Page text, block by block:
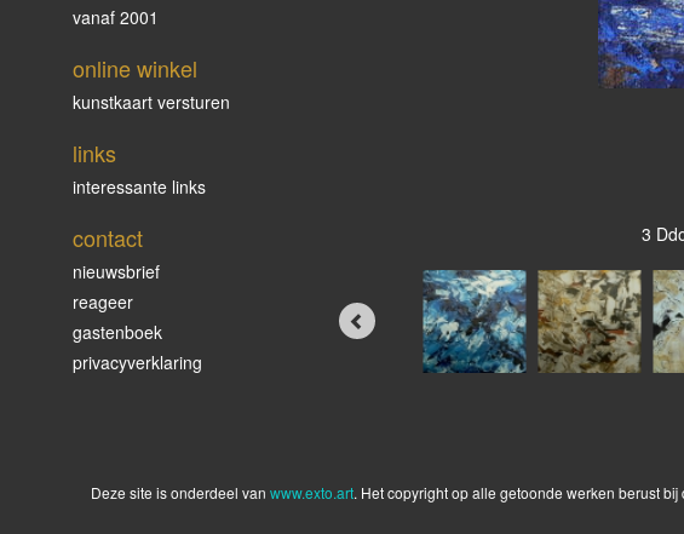
3
vanaf 2001
online winkel
kunstkaart versturen
links
interessante links
contact
nieuwsbrief
reageer
gastenboek
privacyverklaring
Deze site is onderdeel van www.exto.art. Het copyright op alle getoonde werken berust